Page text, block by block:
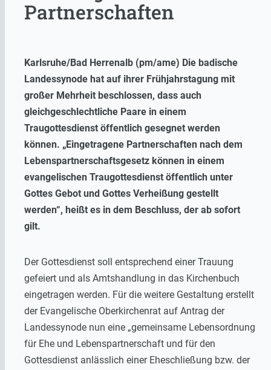
Partnerschaften
Karlsruhe/Bad Herrenalb (pm/ame) Die badische
Landessynode hat auf ihrer Frühjahrstagung mit
großer Mehrheit beschlossen, dass auch
gleichgeschlechtliche Paare in einem
Traugottesdienst öffentlich gesegnet werden
können. „Eingetragene Partnerschaften nach dem
Lebenspartnerschaftsgesetz können in einem
evangelischen Traugottesdienst öffentlich unter
Gottes Gebot und Gottes Verheißung gestellt
werden“, heißt es in dem Beschluss, der ab sofort
gilt.
Der Gottesdienst soll entsprechend einer Trauung
gefeiert und als Amtshandlung in das Kirchenbuch
eingetragen werden. Für die weitere Gestaltung erstellt
der Evangelische Oberkirchenrat auf Antrag der
Landessynode nun eine „gemeinsame Lebensordnung
für Ehe und Lebenspartnerschaft und für den
Gottesdienst anlässlich einer Eheschließung bzw. der